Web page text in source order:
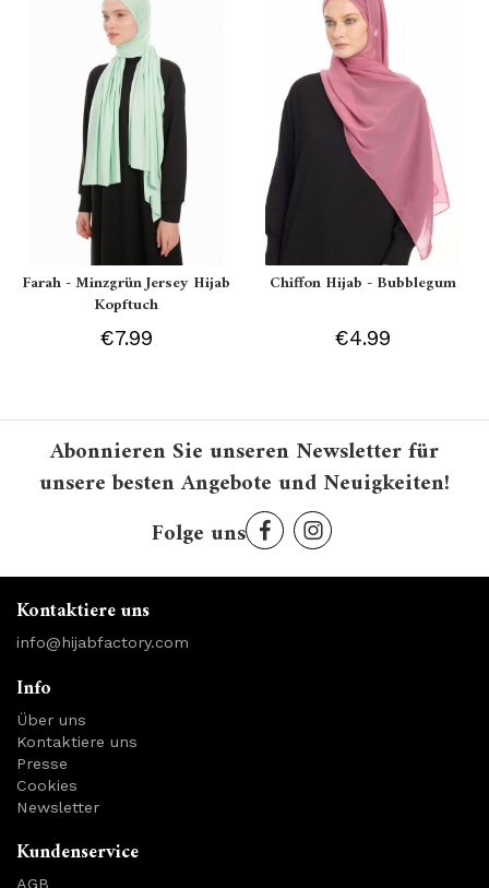
Farah - Minzgrün Jersey Hijab
Kopftuch
€7.99
Chiffon Hijab - Bubblegum
€4.99
Abonnieren Sie unseren Newsletter für
unsere besten Angebote und Neuigkeiten!
Folge uns
Kontaktiere uns
info@hijabfactory.com
Info
Über uns
Kontaktiere uns
Presse
Cookies
Newsletter
Kundenservice
AGB